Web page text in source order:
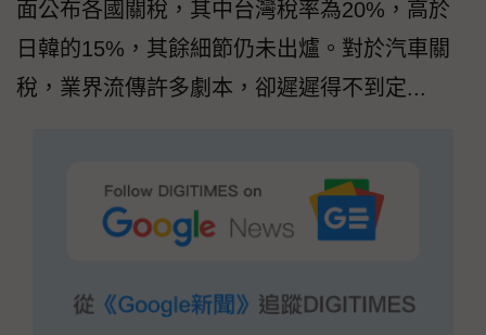
面公布各國關稅，其中台灣稅率為20%，高於
日韓的15%，其餘細節仍未出爐。對於汽車關
稅，業界流傳許多劇本，卻遲遲得不到定...